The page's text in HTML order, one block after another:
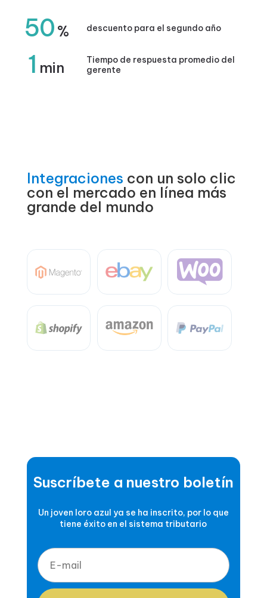
50 % descuento para el segundo año
1 min
Tiempo de respuesta promedio del
gerente
Integraciones con un solo clic
con el mercado en línea más
grande del mundo
Suscríbete a nuestro boletín
Un joven loro azul ya se ha inscrito, por lo que
tiene éxito en el sistema tributario